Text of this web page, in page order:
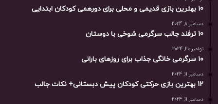
10 بهترین بازی‌ قدیمی و محلی برای دورهمی کودکان ابتدایی
دسامبر 8, 2024
10 ترفند جالب سرگرمی شوخی با دوستان
نوامبر 20, 2024
۱۰ سرگرمی خانگی جذاب برای روزهای بارانی
دسامبر 11, 2024
12 بهترین بازی حرکتی کودکان پیش دبستانی+ نکات جالب
دسامبر 11, 2024